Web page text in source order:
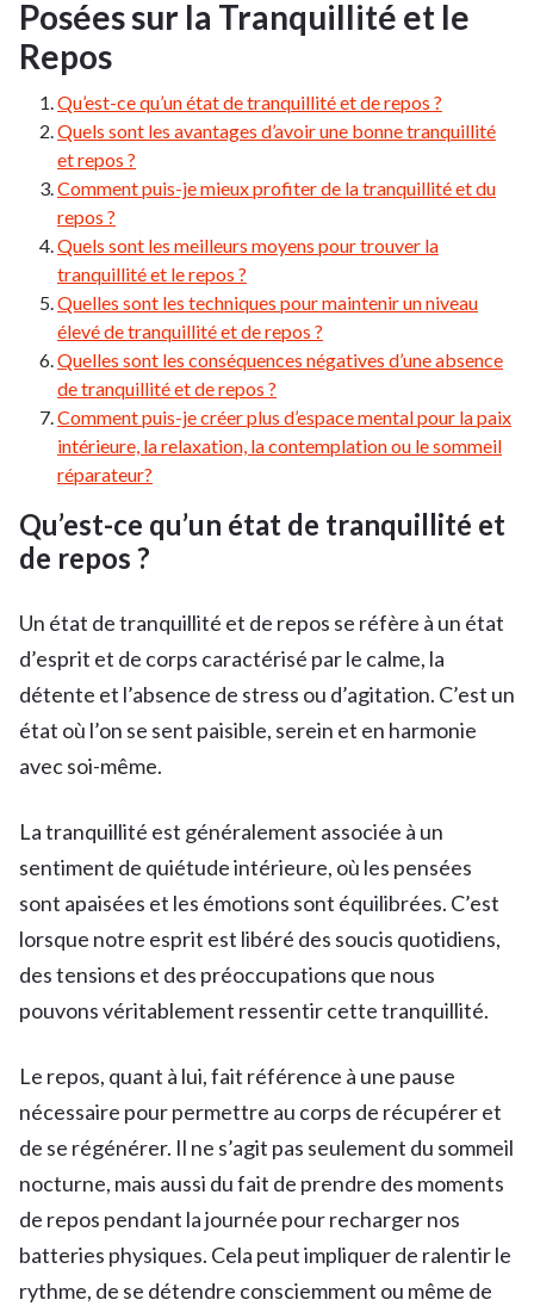
Posées sur la Tranquillité et le
Repos
Qu’est-ce qu’un état de tranquillité et de repos ?
Quels sont les avantages d’avoir une bonne tranquillité
et repos ?
Comment puis-je mieux profiter de la tranquillité et du
repos ?
Quels sont les meilleurs moyens pour trouver la
tranquillité et le repos ?
Quelles sont les techniques pour maintenir un niveau
élevé de tranquillité et de repos ?
Quelles sont les conséquences négatives d’une absence
de tranquillité et de repos ?
Comment puis-je créer plus d’espace mental pour la paix
intérieure, la relaxation, la contemplation ou le sommeil
réparateur?
Qu’est-ce qu’un état de tranquillité et
de repos ?
Un état de tranquillité et de repos se réfère à un état
d’esprit et de corps caractérisé par le calme, la
détente et l’absence de stress ou d’agitation. C’est un
état où l’on se sent paisible, serein et en harmonie
avec soi-même.
La tranquillité est généralement associée à un
sentiment de quiétude intérieure, où les pensées
sont apaisées et les émotions sont équilibrées. C’est
lorsque notre esprit est libéré des soucis quotidiens,
des tensions et des préoccupations que nous
pouvons véritablement ressentir cette tranquillité.
Le repos, quant à lui, fait référence à une pause
nécessaire pour permettre au corps de récupérer et
de se régénérer. Il ne s’agit pas seulement du sommeil
nocturne, mais aussi du fait de prendre des moments
de repos pendant la journée pour recharger nos
batteries physiques. Cela peut impliquer de ralentir le
rythme, de se détendre consciemment ou même de